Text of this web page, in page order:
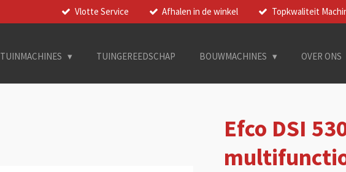
Vlotte Service Afhalen in de winkel Topkwaliteit
TUINMACHINES TUINGEREEDSCHAP BOUWMACHINES OVER ONS
Efco DSI